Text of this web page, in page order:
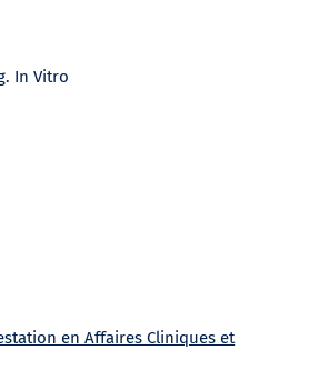
In Vitro
en Affaires Cliniques et